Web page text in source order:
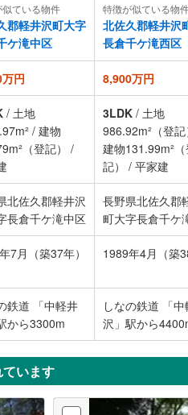
ている物件
郡軽井沢町大字
ケ滝中区
特徴が似ている物
北佐久郡軽井沢
長倉千ケ滝西区
円 8,900万円
/ 土地
/ 建物
（登記）
/
3LDK / 土地
986.92m²（登
建物131.99m²
記）
/ 平家建
北佐久郡軽井沢
長倉千ケ滝中区
長野県北佐久郡
町大字長倉千ケ
7月（築37年） 1989年4月（築
鉄道 「中軽井
から3300m
しなの鉄道 「
沢」駅から
います